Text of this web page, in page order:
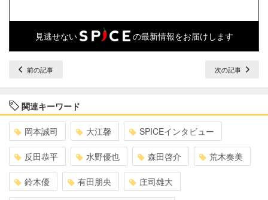
見逃せない の最新情報をお届けします
前の記事 次の記事
関連キーワード
岡本誠司 大江馨 SPICEインタビュー
反田恭平 水野優也 森田啓介 荒木奏美
鈴木優 有田朋央 庄司雄大